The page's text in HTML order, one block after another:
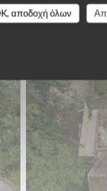
αποδοχή όλων